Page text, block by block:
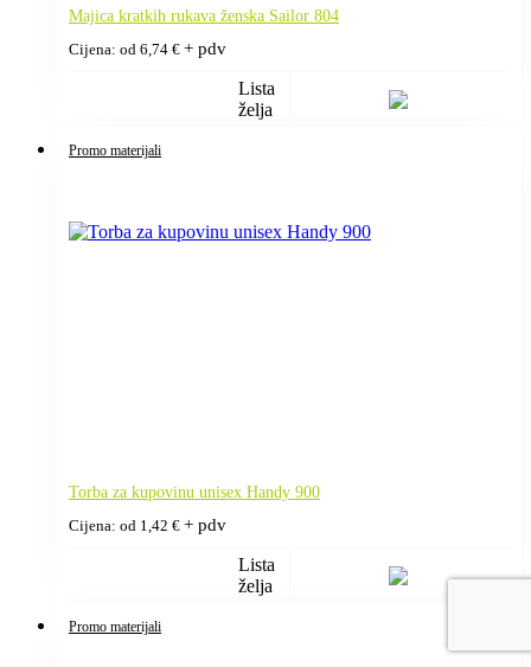
Majica kratkih rukava ženska Sailor 804
Cijena: od 6,74 € + pdv
Lista
želja
Promo materijali
Torba za kupovinu unisex Handy 900
Cijena: od 1,42 € + pdv
Lista
želja
Promo materijali